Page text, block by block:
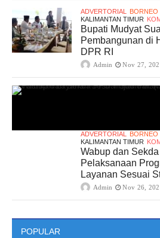
ADVERTORIAL BORNEO
KALIMANTAN TIMUR
Bupati Mudyat
Pembangunan di
DPR RI
Admin Nov 27,
ADVERTORIAL BORNEO
KALIMANTAN TIMUR
Wabup dan
Pelaksanaan
Layanan Sesuai
Admin Nov 26,
POPULAR